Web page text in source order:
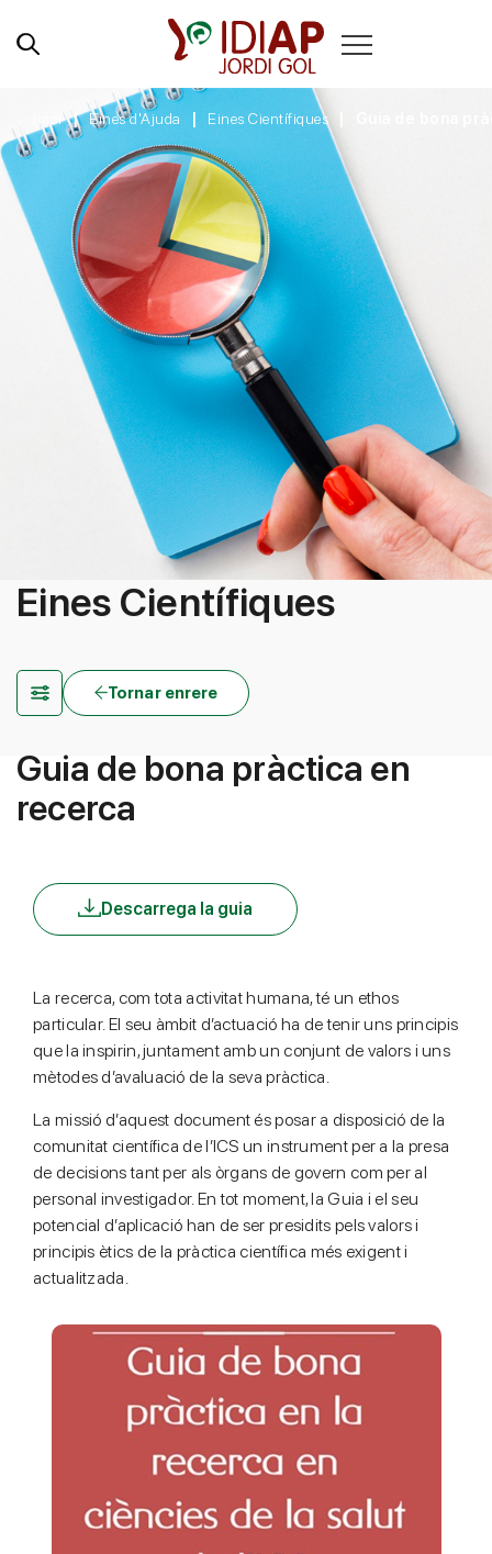
Inici Eines d'Ajuda Eines Científiques
Eines Científiques
Tornar enrere
Guia de bona pràctica en
recerca
Descarrega la guia
La recerca, com tota activitat humana, té un ethos
particular. El seu àmbit d’actuació ha de tenir uns principis
que la inspirin, juntament amb un conjunt de valors i uns
mètodes d’avaluació de la seva pràctica.
La missió d’aquest document és posar a disposició de la
comunitat científica de l’ICS un instrument per a la presa
de decisions tant per als òrgans de govern com per al
personal investigador. En tot moment, la Guia i el seu
potencial d’aplicació han de ser presidits pels valors i
principis ètics de la pràctica científica més exigent i
actualitzada.